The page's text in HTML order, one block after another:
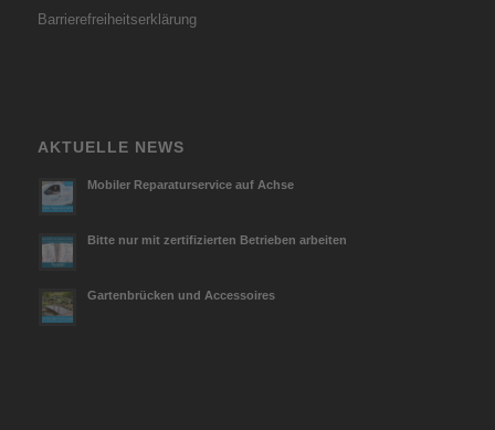
Barrierefreiheitserklärung
AKTUELLE NEWS
Mobiler Reparaturservice auf Achse
Bitte nur mit zertifizierten Betrieben arbeiten
Gartenbrücken und Accessoires